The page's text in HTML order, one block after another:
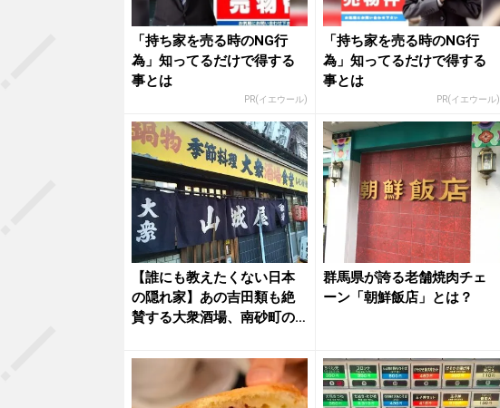
「持ち家を売る時のNG行
為」知ってるだけで得する
事とは
PR(イエウール)
「持ち家を売る時のNG行
為」知ってるだけで得する
事とは
PR(イエウール)
【誰にも教えたくない日本
の隠れ家】あの吉田類も絶
賛する大衆酒場、南砂町の
群馬県が誇る老舗焼肉チェ
ーン「朝鮮飯店」とは？